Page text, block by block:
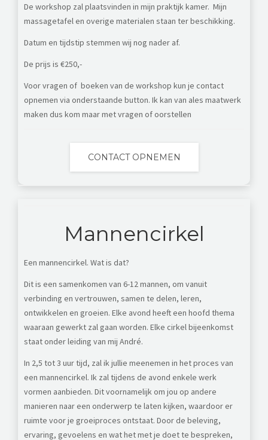
De workshop zal plaatsvinden in mijn praktijk kamer. Mijn
massagetafel en overige materialen staan ter beschikking.
Datum en tijdstip stemmen wij nog nader af.
De prijs is €250,-
Voor vragen of boeken van de workshop kun je contact
opnemen via onderstaande button. Ik kan van ales maatwerk
maken dus kom maar met vragen of oorstellen
CONTACT OPNEMEN
Mannencirkel
Een mannencirkel. Wat is dat?
Dit is een samenkomen van 6-12 mannen, om vanuit
verbinding en vertrouwen, samen te delen, leren,
ontwikkelen en groeien. Elke avond heeft een hoofd thema
waaraan gewerkt zal gaan worden. Elke cirkel bijeenkomst
staat onder leiding van mij André.
In 2,5 tot 3 uur tijd, zal ik jullie meenemen in het proces van
een mannencirkel. Ik zal tijdens de avond enkele werk
vormen aanbieden. Dit voornamelijk om jou op andere
manieren naar een onderwerp te laten kijken, waardoor er
ruimte voor je groeiproces ontstaat. Door de beleving,
ervaring, gevoelens en wat het met je doet te bespreken,